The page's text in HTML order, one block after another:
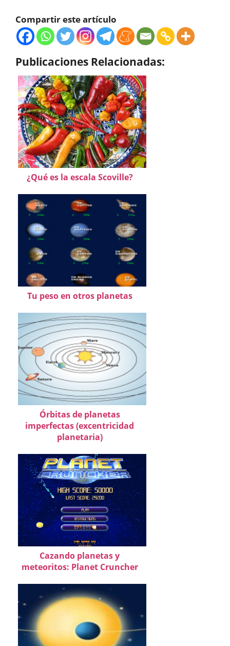
Compartir este artículo
Publicaciones Relacionadas:
¿Qué es la escala Scoville?
Tu peso en otros planetas
Órbitas de planetas
imperfectas (excentricidad
planetaria)
Cazando planetas y
meteoritos: Planet Cruncher